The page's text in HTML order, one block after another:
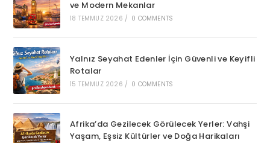
ve Modern Mekanlar
18 TEMMUZ 2026 / 0 COMMENTS
Yalnız Seyahat Edenler İçin Güvenli ve Keyifli
Rotalar
15 TEMMUZ 2026 / 0 COMMENTS
Afrika’da Gezilecek Görülecek Yerler: Vahşi
Yaşam, Eşsiz Kültürler ve Doğa Harikaları